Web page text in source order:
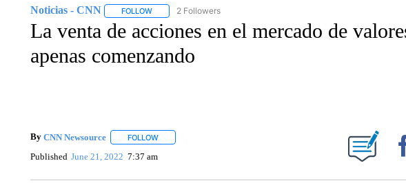
Noticias - CNN FOLLOWFOLLOW "NOTICIAS - CNN" TO RECEIVE NOTIFICATIONS ABOUT NEW
2 Followers
La venta de acciones en el mercado de
apenas comenzando
By CNN Newsource FOLLOWFOLLOW "" TO RECEIVE NOTIFICATIONS ABOUT NEW PAGES ON "".
Published June 21, 2022 7:37 am